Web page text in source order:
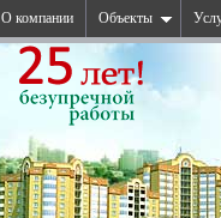
О компании Объекты